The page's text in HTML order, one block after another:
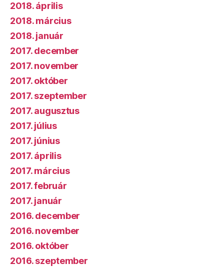
2018. április
2018. március
2018. január
2017. december
2017. november
2017. október
2017. szeptember
2017. augusztus
2017. július
2017. június
2017. április
2017. március
2017. február
2017. január
2016. december
2016. november
2016. október
2016. szeptember